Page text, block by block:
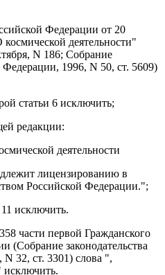
Федерации от 20
деятельности"
N 186; Собрание
Федерации, 1996, N 50, ст. 5609)
статьи 6 исключить;
редакции:
деятельности
лицензированию в
Российской Федерации.";
исключить.
части первой Гражданского
(Собрание законодательства
32, ст. 3301) слова ",